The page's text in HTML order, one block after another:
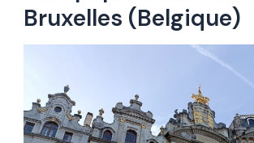
Bruxelles (Belgique)